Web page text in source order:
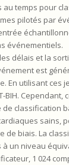
temps pour
pilotés par
événementiels.
délais et la
est
En utilisant
BIH.
classification
sains,
de biais. La
un niveau
1 024